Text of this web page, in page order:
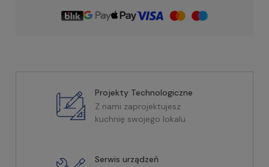
Projekty Technologiczne
Z nami zaprojektujesz
kuchnię swojego lokalu
Serwis urządzeń